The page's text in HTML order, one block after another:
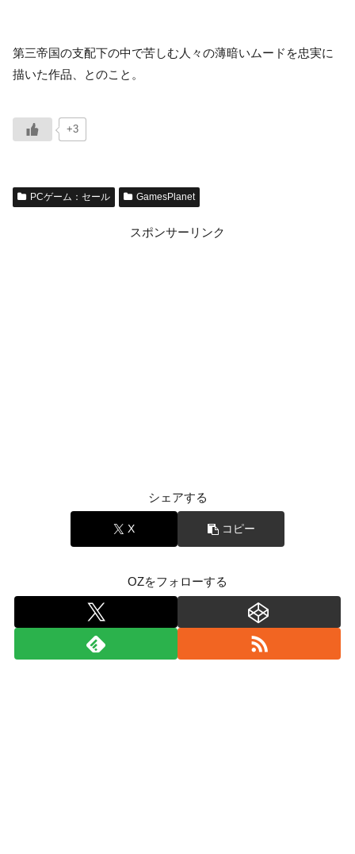
第三帝国の支配下の中で苦しむ人々の薄暗いムードを忠実に
描いた作品、とのこと。
+3
PCゲーム：セール GamesPlanet
スポンサーリンク
シェアする
X コピー
OZをフォローする